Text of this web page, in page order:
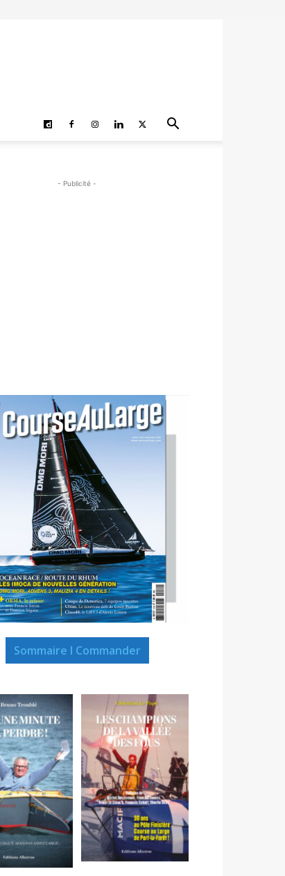
- Publicité -
Sommaire I Commander